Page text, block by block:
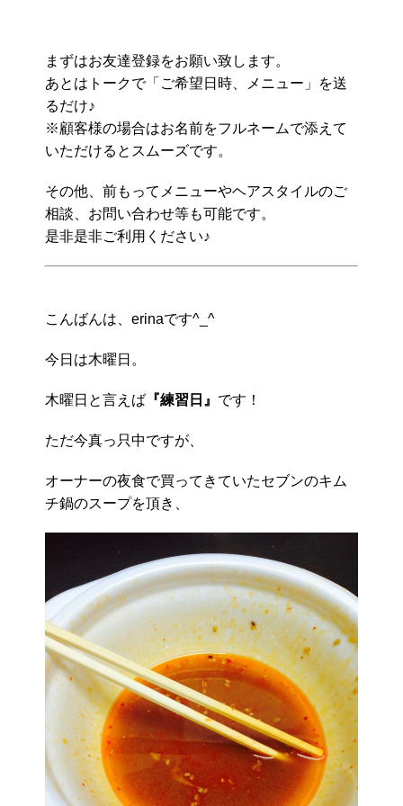
まずはお友達登録をお願い致します。
あとはトークで「ご希望日時、メニュー」を送
るだけ♪
※顧客様の場合はお名前をフルネームで添えて
いただけるとスムーズです。
その他、前もってメニューやヘアスタイルのご
相談、お問い合わせ等も可能です。
是非是非ご利用ください♪
こんばんは、erinaです^_^
今日は木曜日。
木曜日と言えば 『練習日』 です！
ただ今真っ只中ですが、
オーナーの夜食で買ってきていたセブンのキム
チ鍋のスープを頂き、